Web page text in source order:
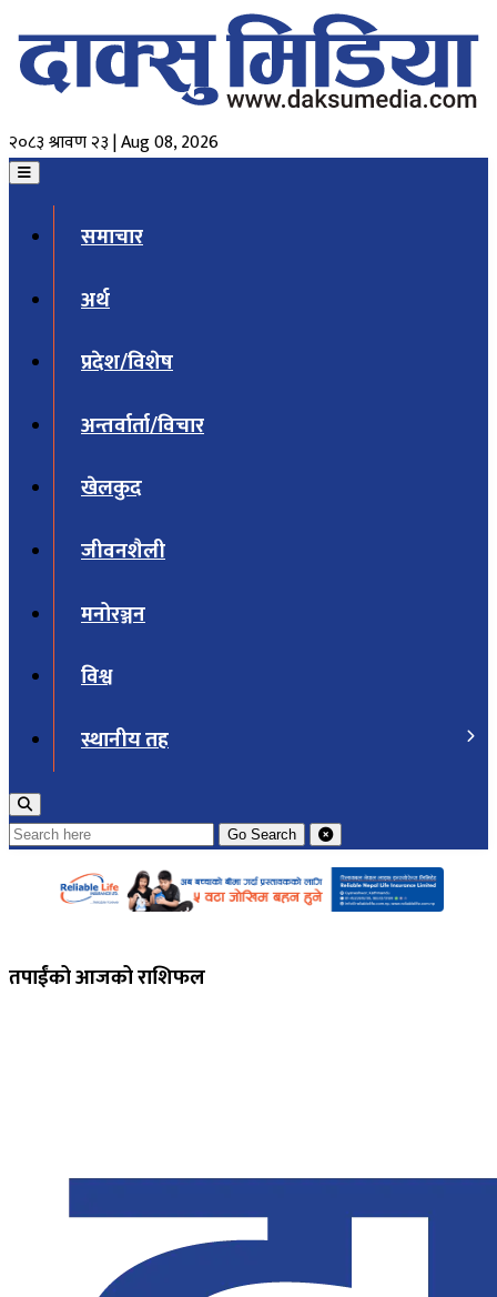
२०८३ श्रावण २३ | Aug 08, 2026
समाचार
अर्थ
प्रदेश/विशेष
अन्तर्वार्ता/विचार
खेलकुद
जीवनशैली
मनोरञ्जन
विश्व
स्थानीय तह
Go Search
तपाईंको आजको राशिफल